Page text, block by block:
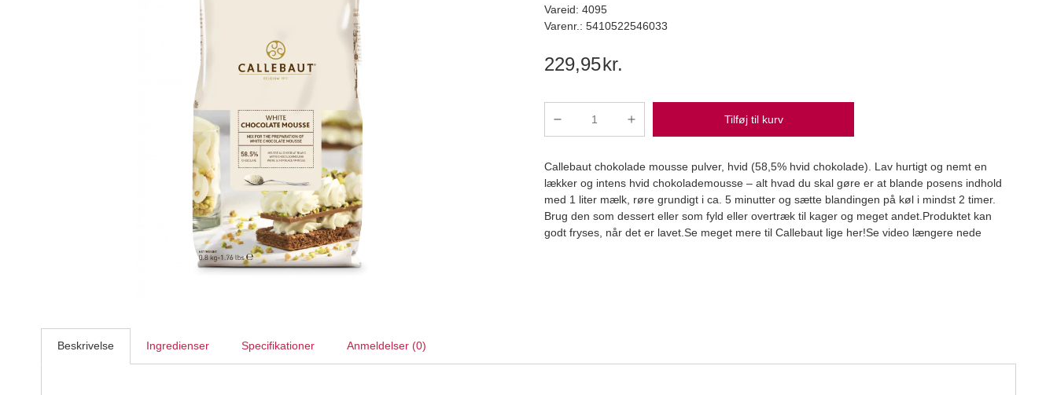
Læg i kurv
Vareid: 4095
Varenr.: 5410522546033
229,95kr.
chocolate
800
Tilføj til kurv
Callebaut chokolade mousse pulver, hvid (58,5% hvid chokolade). Lav hurtigt og nemt en
lækker og intens hvid chokolademousse – alt hvad du skal gøre er at blande posens indhold
med 1 liter mælk, røre grundigt i ca. 5 minutter og sætte blandingen på køl i mindst 2 timer.
Brug den som dessert eller som fyld eller overtræk til kager og meget andet.Produktet kan
godt fryses, når det er lavet.Se meget mere til Callebaut lige her!Se video længere nede
Beskrivelse Ingredienser Specifikationer Anmeldelser (0)